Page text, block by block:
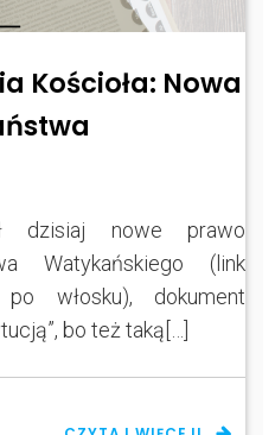
Kościoła: Nowa
dzisiaj nowe prawo
Watykańskiego (link
włosku), dokument
bo też taką[…]